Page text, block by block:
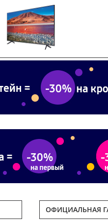
ОФИЦИАЛЬНАЯ